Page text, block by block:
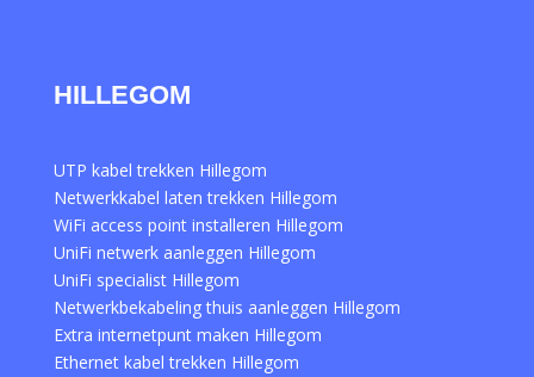
HILLEGOM
UTP kabel trekken Hillegom
Netwerkkabel laten trekken Hillegom
WiFi access point installeren Hillegom
UniFi netwerk aanleggen Hillegom
UniFi specialist Hillegom
Netwerkbekabeling thuis aanleggen Hillegom
Extra internetpunt maken Hillegom
Ethernet kabel trekken Hillegom